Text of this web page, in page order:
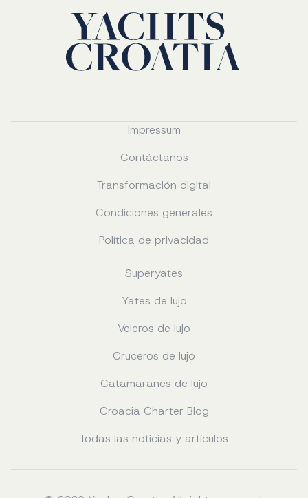
Impressum
Contáctanos
Transformación digital
Condiciones generales
Política de privacidad
Superyates
Yates de lujo
Veleros de lujo
Cruceros de lujo
Catamaranes de lujo
Croacia Charter Blog
Todas las noticias y artículos